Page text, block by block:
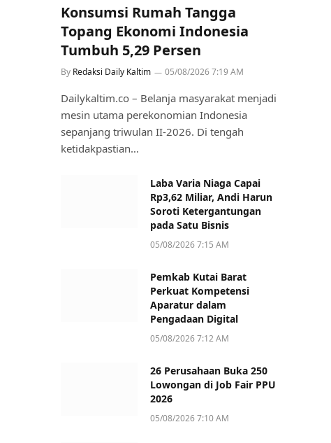
Konsumsi Rumah Tangga
Topang Ekonomi Indonesia
Tumbuh 5,29 Persen
By Redaksi Daily Kaltim 05/08/2026 7:19 AM
Dailykaltim.co – Belanja masyarakat menjadi
mesin utama perekonomian Indonesia
sepanjang triwulan II-2026. Di tengah
ketidakpastian…
Laba Varia Niaga Capai
Rp3,62 Miliar, Andi Harun
Soroti Ketergantungan
pada Satu Bisnis
05/08/2026 7:15 AM
Pemkab Kutai Barat
Perkuat Kompetensi
Aparatur dalam
Pengadaan Digital
05/08/2026 7:12 AM
26 Perusahaan Buka 250
Lowongan di Job Fair PPU
2026
05/08/2026 7:10 AM